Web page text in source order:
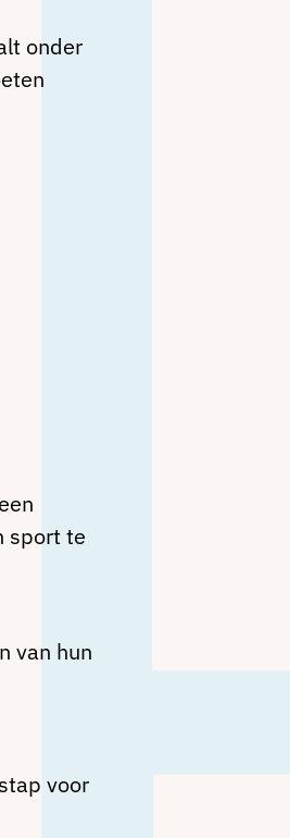
onder
sport te
van hun
voor